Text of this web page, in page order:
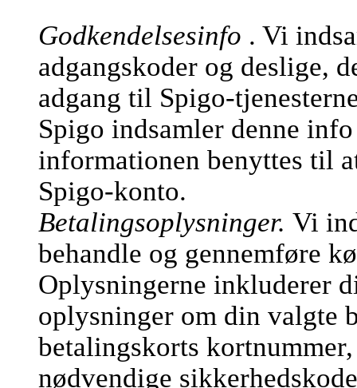
Godkendelsesinfo . Vi
adgangskoder og deslige,
adgang til Spigo-
Spigo indsamler denne
informationen benyttes til
Spigo-konto.
Betalingsoplysninger. Vi
behandle og gennemføre
Oplysningerne inkluderer
oplysninger om din valgte
betalingskorts
nødvendige